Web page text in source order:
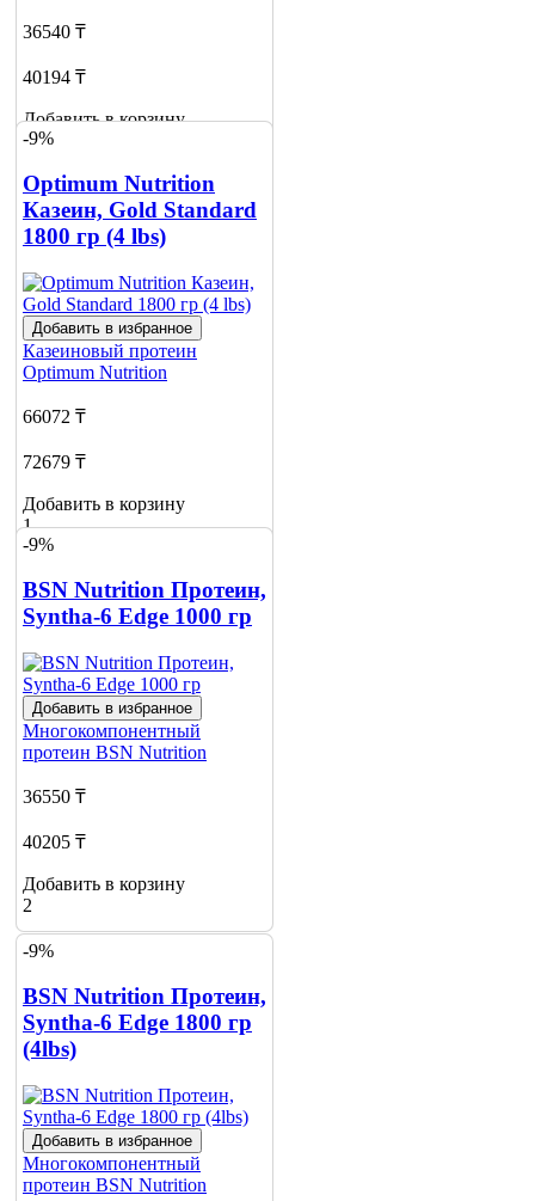
36540 ₸
40194 ₸
Добавить в корзину
3
-9%
Optimum Nutrition
Казеин, Gold Standard
1800 гр (4 lbs)
Добавить в избранное
Казеиновый протеин
Optimum Nutrition
66072 ₸
72679 ₸
Добавить в корзину
1
-9%
BSN Nutrition Протеин,
Syntha-6 Edge 1000 гр
Добавить в избранное
Многокомпонентный
протеин BSN Nutrition
36550 ₸
40205 ₸
Добавить в корзину
2
-9%
BSN Nutrition Протеин,
Syntha-6 Edge 1800 гр
(4lbs)
Добавить в избранное
Многокомпонентный
протеин BSN Nutrition